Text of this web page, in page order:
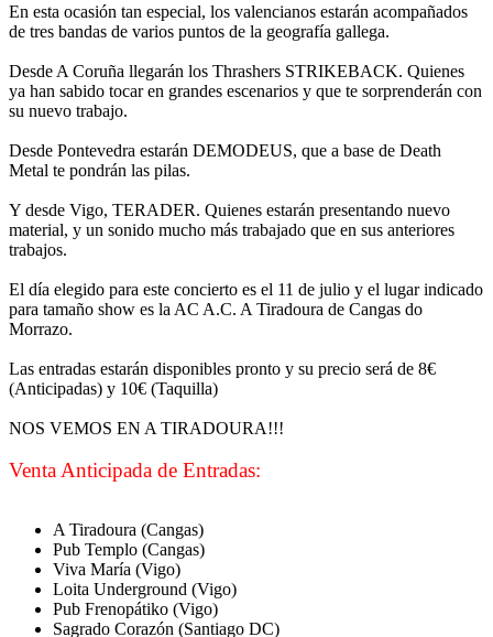
En esta ocasión tan especial, los valencianos estarán acompañados
de tres bandas de varios puntos de la geografía gallega.
Desde A Coruña llegarán los Thrashers STRIKEBACK. Quienes
ya han sabido tocar en grandes escenarios y que te sorprenderán con
su nuevo trabajo.
Desde Pontevedra estarán DEMODEUS, que a base de Death
Metal te pondrán las pilas.
Y desde Vigo, TERADER. Quienes estarán presentando nuevo
material, y un sonido mucho más trabajado que en sus anteriores
trabajos.
El día elegido para este concierto es el 11 de julio y el lugar indicado
para tamaño show es la AC A.C. A Tiradoura de Cangas do
Morrazo.
Las entradas estarán disponibles pronto y su precio será de 8€
(Anticipadas) y 10€ (Taquilla)
NOS VEMOS EN A TIRADOURA!!!
Venta Anticipada de Entradas:
A Tiradoura (Cangas)
Pub Templo (Cangas)
Viva María (Vigo)
Loita Underground (Vigo)
Pub Frenopátiko (Vigo)
Sagrado Corazón (Santiago DC)